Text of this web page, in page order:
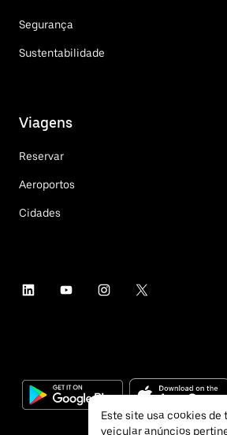
Segurança
Sustentabilidade
Viagens
Reservar
Aeroportos
Cidades
Este site usa cookies de
veicular anúncios